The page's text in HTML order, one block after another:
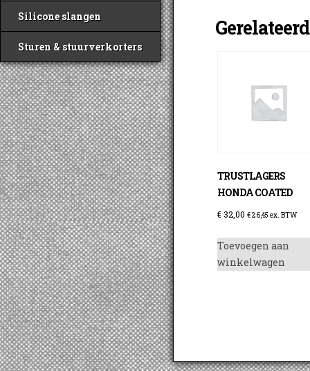
Silicone slangen
Sturen & stuurverkorters
TRUSTLAGERS
HONDA COATED
€ 32,00 €26,45 ex. BTW
Toevoegen aan
winkelwagen